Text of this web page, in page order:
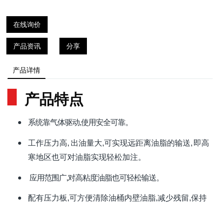
在线询价
产品资讯 分享
产品详情
产品特点
系统靠气体驱动,使用安全可靠。
工作压力高, 出油量大,可实现远距离油脂的输送, 即高
寒地区也可对油脂实现轻松加注。
应用范围广,对高粘度油脂也可轻松输送。
配有压力板,可方便清除油桶内壁油脂,减少残留,保持